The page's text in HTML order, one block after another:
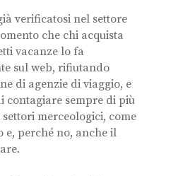
verificatosi nel settore
che chi acquista
vacanze lo fa
sul web, rifiutando
di agenzie di viaggio, e
contagiare sempre di più
merceologici, come
e, perché no, anche il